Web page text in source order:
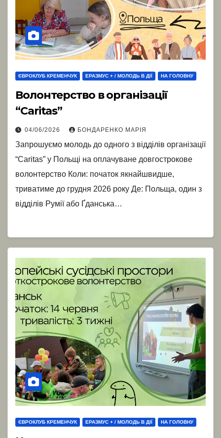
ЄВРОКЛУБ КРЕМЕНЧУК ЕРАЗМУС + / МОЛОДЬ В ДІЇ НА ГОЛОВНУ
Волонтерство в організації
“Caritas”
04/06/2026 БОНДАРЕНКО МАРІЯ
Запрошуємо молодь до одного з відділів організації
“Caritas” у Польщі на оплачуване довгострокове
волонтерство Коли: початок якнайшвидше,
триватиме до грудня 2026 року Де: Польща, один з
відділів Румії або Ґданська…
ЄВРОКЛУБ КРЕМЕНЧУК ЕРАЗМУС + / МОЛОДЬ В ДІЇ НА ГОЛОВНУ